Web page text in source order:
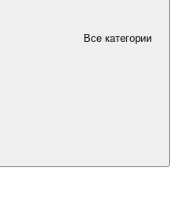
Все категории